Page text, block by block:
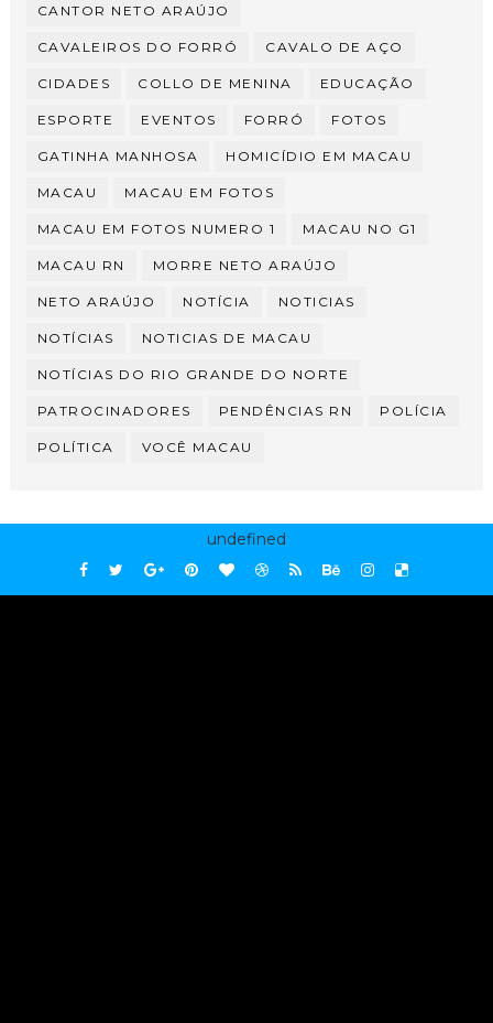
CANTOR NETO ARAÚJO
CAVALEIROS DO FORRÓ CAVALO DE AÇO
CIDADES COLLO DE MENINA EDUCAÇÃO
ESPORTE EVENTOS FORRÓ FOTOS
GATINHA MANHOSA HOMICÍDIO EM MACAU
MACAU MACAU EM FOTOS
MACAU EM FOTOS NUMERO 1 MACAU NO G1
MACAU RN MORRE NETO ARAÚJO
NETO ARAÚJO NOTÍCIA NOTICIAS
NOTÍCIAS NOTICIAS DE MACAU
NOTÍCIAS DO RIO GRANDE DO NORTE
PATROCINADORES PENDÊNCIAS RN POLÍCIA
POLÍTICA VOCÊ MACAU
undefined